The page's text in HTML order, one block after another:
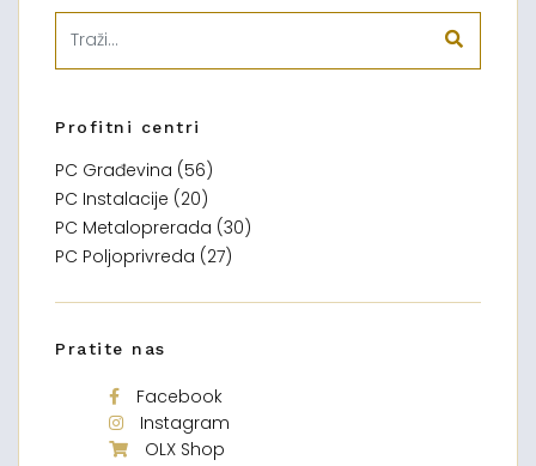
Profitni centri
PC Građevina (56)
PC Instalacije (20)
PC Metaloprerada (30)
PC Poljoprivreda (27)
Pratite nas
Facebook
Instagram
OLX Shop